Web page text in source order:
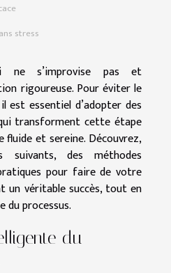
stress
ne s’improvise pas et
rigoureuse. Pour éviter le
est essentiel d’adopter des
transforment cette étape
fluide et sereine. Découvrez,
suivants, des méthodes
pour faire de votre
un véritable succès, tout en
du processus.
du